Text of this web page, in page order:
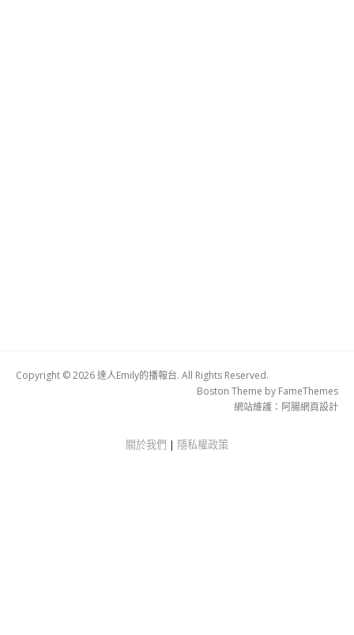
Copyright © 2026 達人Emily的播報台. All Rights Reserved.
Boston Theme by FameThemes
網站維護： 阿腸網頁設計
關於我們 | 隱私權政策